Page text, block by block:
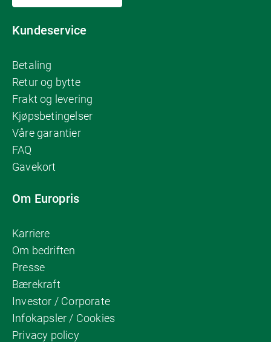
Kundeservice
Betaling
Retur og bytte
Frakt og levering
Kjøpsbetingelser
Våre garantier
FAQ
Gavekort
Om Europris
Karriere
Om bedriften
Presse
Bærekraft
Investor / Corporate
Infokapsler / Cookies
Privacy policy